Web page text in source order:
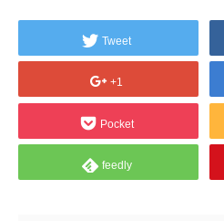
Tweet
+1
Pocket
feedly